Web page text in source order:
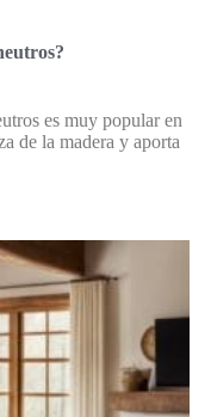
es muy popular en
de la madera y aporta